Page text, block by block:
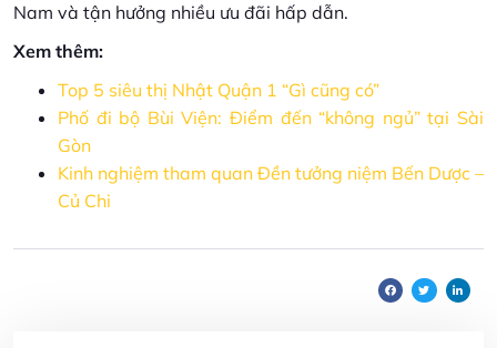
Nam và tận hưởng nhiều ưu đãi hấp dẫn.
Xem thêm:
Top 5 siêu thị Nhật Quận 1 “Gì cũng có”
Phố đi bộ Bùi Viện: Điểm đến “không ngủ” tại Sài
Gòn
Kinh nghiệm tham quan Đền tưởng niệm Bến Dược –
Củ Chi